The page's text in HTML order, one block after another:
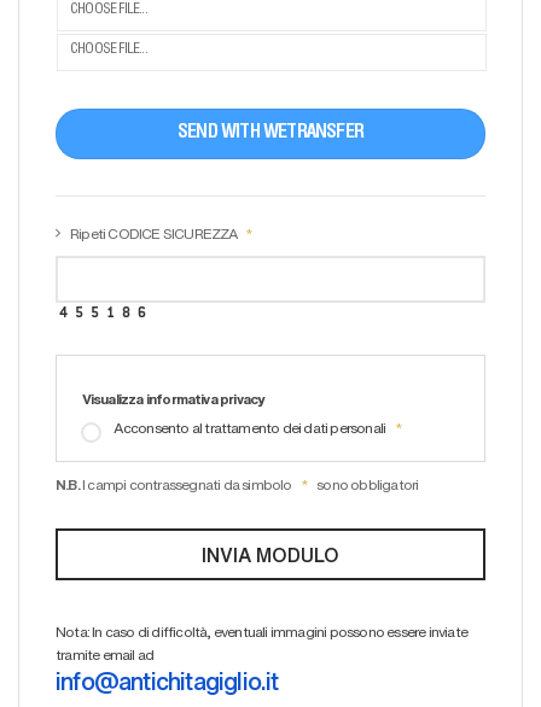
CHOOSE FILE...
CHOOSE FILE...
SEND WITH WETRANSFER
Ripeti CODICE SICUREZZA
Visualizza informativa privacy
Acconsento al trattamento dei dati personali
N.B. I campi contrassegnati da simbolo sono obbligatori
Nota: In caso di difficoltà, eventuali immagini possono essere inviate
tramite email ad
info@antichitagiglio.it